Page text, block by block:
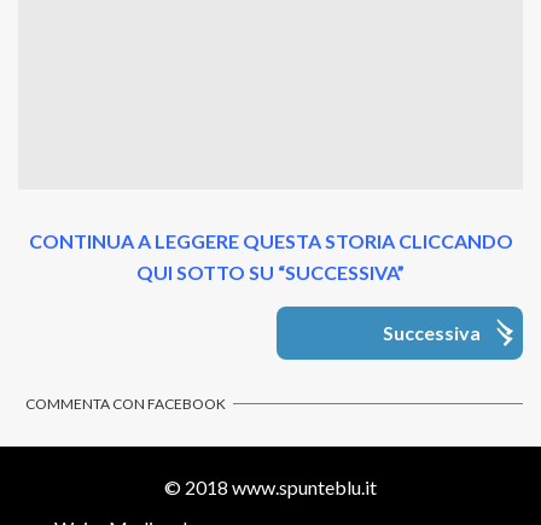
CONTINUA A LEGGERE QUESTA STORIA CLICCANDO
QUI SOTTO SU “SUCCESSIVA”
Successiva
COMMENTA CON FACEBOOK
© 2018 www.spunteblu.it